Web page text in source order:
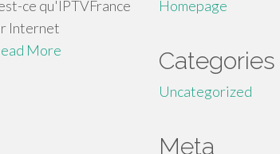
ce qu'IPTVFrance
Internet
More
Homepage
Categories
Uncategorized
Meta